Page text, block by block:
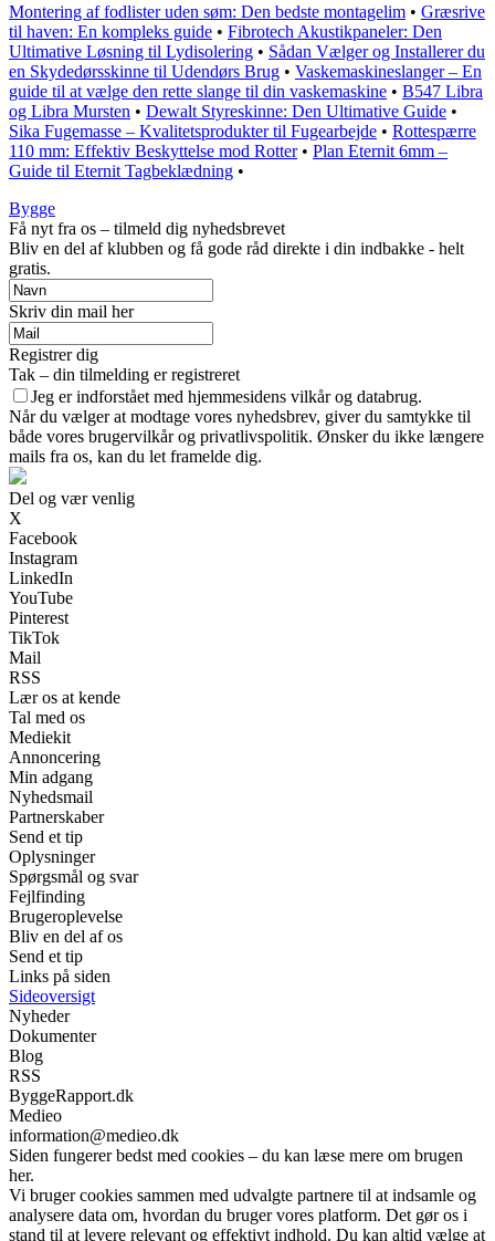
Montering af fodlister uden søm: Den bedste montagelim • Græsrive
til haven: En kompleks guide • Fibrotech Akustikpaneler: Den
Ultimative Løsning til Lydisolering • Sådan Vælger og Installerer du
en Skydedørsskinne til Udendørs Brug • Vaskemaskineslanger – En
guide til at vælge den rette slange til din vaskemaskine • B547 Libra
og Libra Mursten • Dewalt Styreskinne: Den Ultimative Guide •
Sika Fugemasse – Kvalitetsprodukter til Fugearbejde • Rottespærre
110 mm: Effektiv Beskyttelse mod Rotter• Plan Eternit 6mm –
Guide til Eternit Tagbeklædning •
Bygge
Få nyt fra os – tilmeld dig nyhedsbrevet
Bliv en del af klubben og få gode råd direkte i din indbakke - helt
gratis.
Skriv din mail her
Registrer dig
Tak – din tilmelding er registreret
Jeg er indforstået med hjemmesidens vilkår og databrug.
Når du vælger at modtage vores nyhedsbrev, giver du samtykke til
både vores brugervilkår og privatlivspolitik. Ønsker du ikke længere
mails fra os, kan du let framelde dig.
Del og vær venlig
X
Facebook
Instagram
LinkedIn
YouTube
Pinterest
TikTok
Mail
RSS
Lær os at kende
Tal med os
Mediekit
Annoncering
Min adgang
Nyhedsmail
Partnerskaber
Send et tip
Oplysninger
Spørgsmål og svar
Fejlfinding
Brugeroplevelse
Bliv en del af os
Send et tip
Links på siden
Sideoversigt
Nyheder
Dokumenter
Blog
RSS
ByggeRapport.dk
Medieo
information@medieo.dk
Siden fungerer bedst med cookies – du kan læse mere om brugen
her.
Vi bruger cookies sammen med udvalgte partnere til at indsamle og
analysere data om, hvordan du bruger vores platform. Det gør os i
stand til at levere relevant og effektivt indhold. Du kan altid vælge at